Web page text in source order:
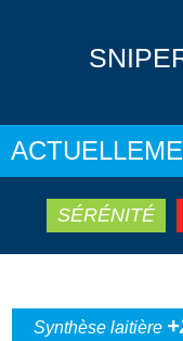
SÉRÉNITÉ
Synthèse laitière